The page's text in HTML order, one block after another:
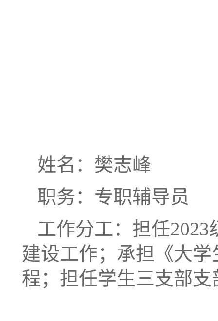
姓名：樊志峰
职务：专职辅导员
工作分工：担任
建设工作；承担《大
程；担任学生三支部